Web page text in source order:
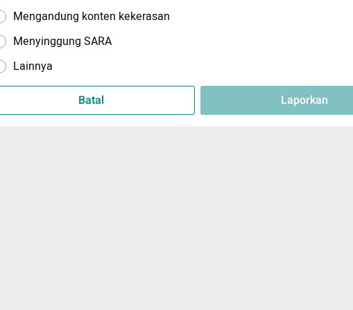
Mengandung konten kekerasan
Menyinggung SARA
Lainnya
Batal Laporkan